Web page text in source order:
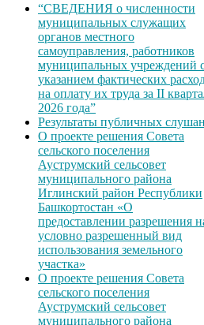
“СВЕДЕНИЯ о численности
муниципальных служащих
органов местного
самоуправления, работников
муниципальных учреждений
указанием фактических
на оплату их труда за II
2026 года”
Результаты публичных
О проекте решения Совета
сельского поселения
Ауструмский сельсовет
муниципального района
Иглинский район Республики
Башкортостан «О
предоставлении разрешения
условно разрешенный вид
использования земельного
участка»
О проекте решения Совета
сельского поселения
Ауструмский сельсовет
муниципального района